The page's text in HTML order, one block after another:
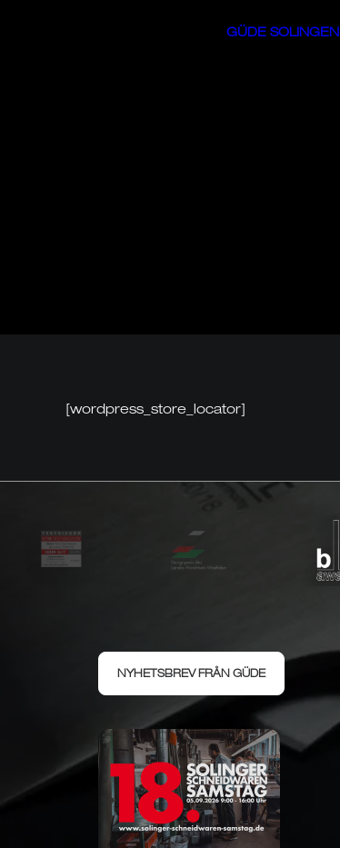
GÜDE SOLINGEN
[wordpress_store_locator]
NYHETSBREV FRÅN GÜDE